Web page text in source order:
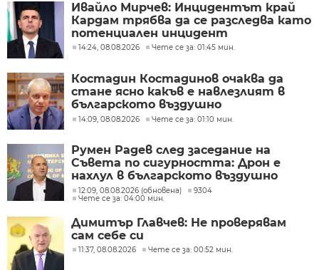
Ивайло Мирчев: Инцидентът край
Кардам трябва да се разследва като
потенциален инцидент
14:24, 08.08.2026 Чете се за: 01:45 мин.
Костадин Костадинов очаква да
стане ясно какъв е навлезлият в
българското въздушно
пространство дрон
14:09, 08.08.2026 Чете се за: 01:10 мин.
Румен Радев след заседание на
Съвета по сигурността: Дрон е
нахлул в българското въздушно
пространство
12:09, 08.08.2026 (обновена)
9304
Чете се за: 04:00 мин.
Димитър Главчев: Не проверявам
сам себе си
11:37, 08.08.2026 Чете се за: 00:52 мин.